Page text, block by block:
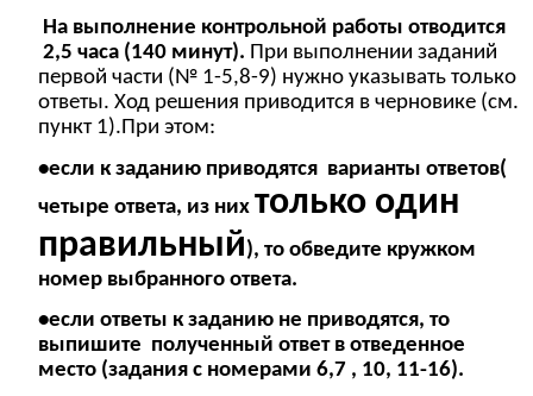
На выполнение контрольной работы отводится
2,5 часа (140 минут). При выполнении заданий
первой части (№ 1-5,8-9) нужно указывать только
ответы. Ход решения приводится в черновике (см.
пункт 1).При этом:
•если к заданию приводятся варианты ответов(
четыре ответа, из них только один
правильный), то обведите кружком
номер выбранного ответа.
•если ответы к заданию не приводятся, то
выпишите полученный ответ в отведенное
место (задания с номерами 6,7 , 10, 11-16).